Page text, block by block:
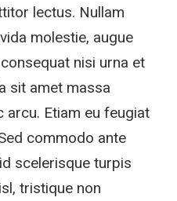
lectus. Nullam
molestie, augue
nisi urna et
sit amet massa
arcu. Etiam eu feugiat
commodo ante
scelerisque turpis
tristique non